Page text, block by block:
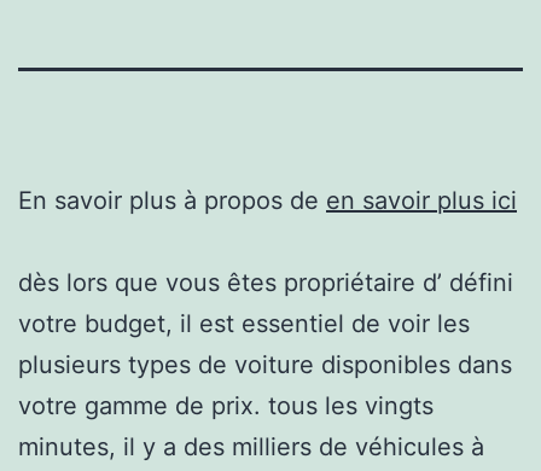
En savoir plus à propos de en savoir plus ici
dès lors que vous êtes propriétaire d’ défini
votre budget, il est essentiel de voir les
plusieurs types de voiture disponibles dans
votre gamme de prix. tous les vingts
minutes, il y a des milliers de véhicules à